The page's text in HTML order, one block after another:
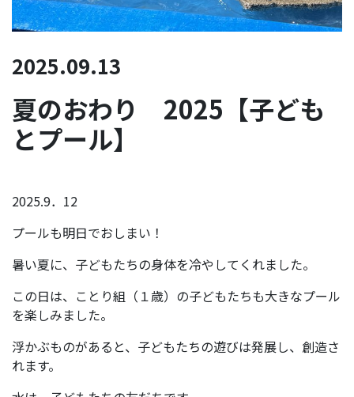
2025.09.13
夏のおわり 2025【子ども
とプール】
2025.9．12
プールも明日でおしまい！
暑い夏に、子どもたちの身体を冷やしてくれました。
この日は、ことり組（１歳）の子どもたちも大きなプール
を楽しみました。
浮かぶものがあると、子どもたちの遊びは発展し、創造さ
れます。